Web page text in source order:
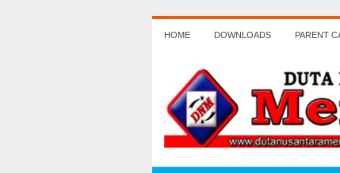
HOME DOWNLOADS PARENT